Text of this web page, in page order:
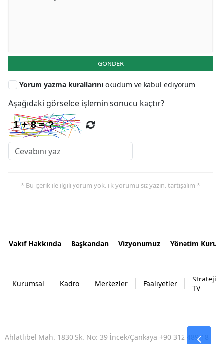
GÖNDER
Yorum yazma kurallarını okudum ve kabul ediyorum
Aşağıdaki görselde işlemin sonucu kaçtır?
* Bu içerik ile ilgili yorum yok, ilk yorumu siz yazın, tartışalım *
Vakıf Hakkında Başkandan Vizyonumuz Yönetim
Kurumsal Kadro Merkezler Faaliyetler
Strateji
TV
Ahlatlıbel Mah. 1830 Sk. No: 39 İncek/Çankaya +90 312 489 18